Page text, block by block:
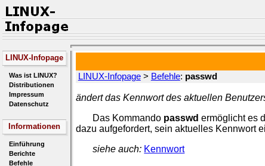
LINUX-Infopage
Was ist LINUX?
Distributionen
Impressum
Datenschutz
Informationen
Einführung
Berichte
Befehle
LINUX-Infopage> Befehle: passwd
ändert das Kennwort des aktuellen
Das Kommando passwd ermöglicht es
dazu aufgefordert, sein aktuelles Kennwort
siehe auch: Kennwort